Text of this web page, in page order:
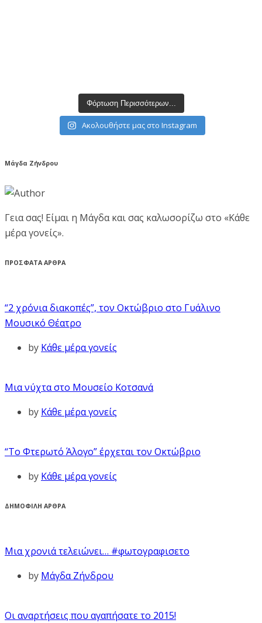
Φόρτωση Περισσότερων...
Ακολουθήστε μας στο Instagram
Μάγδα Ζήνδρου
Γεια σας! Είμαι η Μάγδα και σας καλωσορίζω στο «Κάθε
μέρα γονείς».
ΠΡΟΣΦΑΤΑ ΑΡΘΡΑ
“2 χρόνια διακοπές”, τον Οκτώβριο στο Γυάλινο
Μουσικό Θέατρο
by Κάθε μέρα γονείς
Μια νύχτα στο Μουσείο Κοτσανά
by Κάθε μέρα γονείς
“Το Φτερωτό Άλογο” έρχεται τον Οκτώβριο
by Κάθε μέρα γονείς
ΔΗΜΟΦΙΛΗ ΑΡΘΡΑ
Μια χρονιά τελειώνει… #φωτογραφισετο
by Μάγδα Ζήνδρου
Οι αναρτήσεις που αγαπήσατε το 2015!